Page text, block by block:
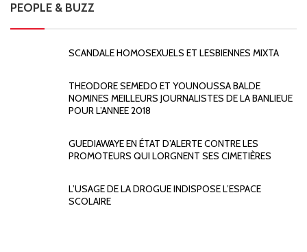
PEOPLE & BUZZ
SCANDALE HOMOSEXUELS ET LESBIENNES MIXTA
THEODORE SEMEDO ET YOUNOUSSA BALDE
NOMINES MEILLEURS JOURNALISTES DE LA BANLIEUE
POUR L’ANNEE 2018
GUEDIAWAYE EN ÉTAT D’ALERTE CONTRE LES
PROMOTEURS QUI LORGNENT SES CIMETIÈRES
L’USAGE DE LA DROGUE INDISPOSE L’ESPACE
SCOLAIRE